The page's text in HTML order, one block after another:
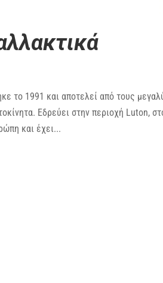
το 1991 και αποτελεί από τους
Εδρεύει στην περιοχή Luton,
και έχει...